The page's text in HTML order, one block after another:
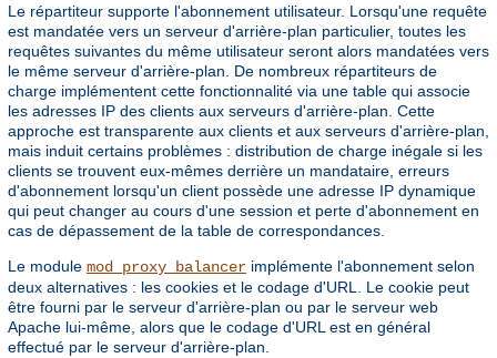
Le répartiteur supporte l'abonnement utilisateur. Lorsqu'une requête
est mandatée vers un serveur d'arrière-plan particulier, toutes les
requêtes suivantes du même utilisateur seront alors mandatées vers
le même serveur d'arrière-plan. De nombreux répartiteurs de
charge implémentent cette fonctionnalité via une table qui associe
les adresses IP des clients aux serveurs d'arrière-plan. Cette
approche est transparente aux clients et aux serveurs d'arrière-plan,
mais induit certains problèmes : distribution de charge inégale si les
clients se trouvent eux-mêmes derrière un mandataire, erreurs
d'abonnement lorsqu'un client possède une adresse IP dynamique
qui peut changer au cours d'une session et perte d'abonnement en
cas de dépassement de la table de correspondances.
Le module mod_proxy_balancer implémente l'abonnement selon
deux alternatives : les cookies et le codage d'URL. Le cookie peut
être fourni par le serveur d'arrière-plan ou par le serveur web
Apache lui-même, alors que le codage d'URL est en général
effectué par le serveur d'arrière-plan.